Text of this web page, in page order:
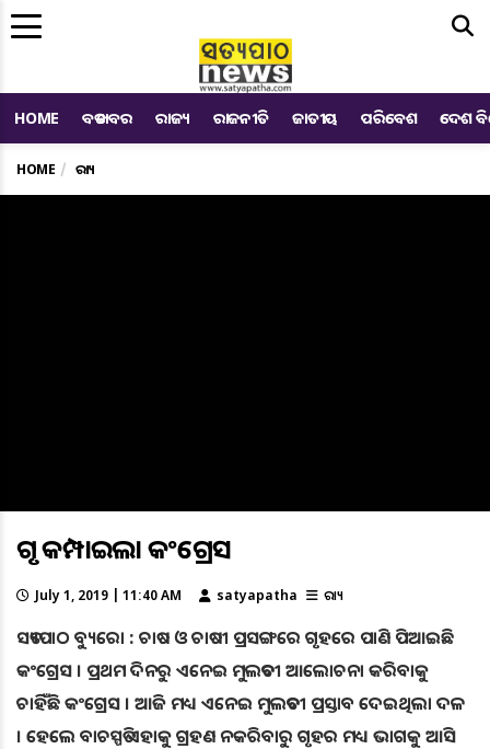
HOME ବଡ ଖବର ରାଜ୍ୟ ରାଜନୀତି ଜାତୀୟ ପରିବେଶ ଦେଶ
HOME ରାଜ୍ୟ
ଗୃହ କମ୍ପାଇଲା କଂଗ୍ରେସ
July 1, 2019 | 11:40 AM satyapatha ରାଜ୍ୟ
ସତ୍ୟପାଠ ବ୍ୟୁରୋ : ଚାଷ ଓ ଚାଷୀ ପ୍ରସଙ୍ଗରେ ଗୃହରେ ପାଣି ପିଆଇଛି
କଂଗ୍ରେସ । ପ୍ରଥମ ଦିନରୁ ଏନେଇ ମୁଲତବୀ ଆଲୋଚନା କରିବାକୁ
ଚାହିଁଛି କଂଗ୍ରେସ । ଆଜି ମଧ୍ୟ ଏନେଇ ମୁଲତବୀ ପ୍ରସ୍ତାବ ଦେଇଥିଲା ଦଳ
। ହେଲେ ବାଚସ୍ପତି ଏହାକୁ ଗ୍ରହଣ ନକରିବାରୁ ଗୃହର ମଧ୍ୟ ଭାଗକୁ ଆସି